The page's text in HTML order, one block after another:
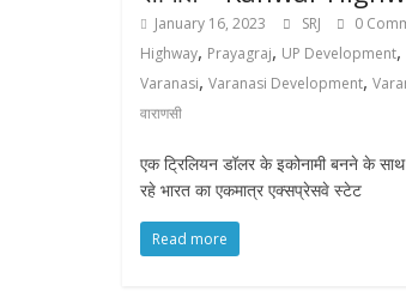
January 16, 2023 SRJ 0
Highway, Prayagraj, UP Development,
Varanasi, Varanasi Development,
वाराणसी
एक ट्रिलियन डॉलर के इकोनामी बनने के
रहे भारत का एकमात्र एक्सप्रेसवे स्टेट
Read more